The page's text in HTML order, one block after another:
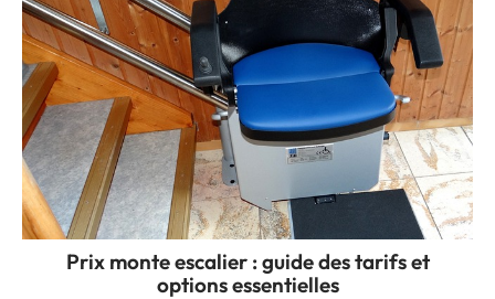
Prix monte escalier : guide des tarifs et
options essentielles